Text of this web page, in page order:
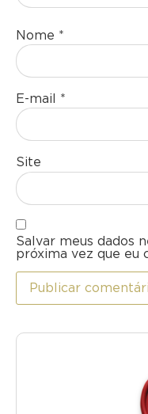
Nome *
E-mail *
Site
Salvar meus dados
próxima vez que eu